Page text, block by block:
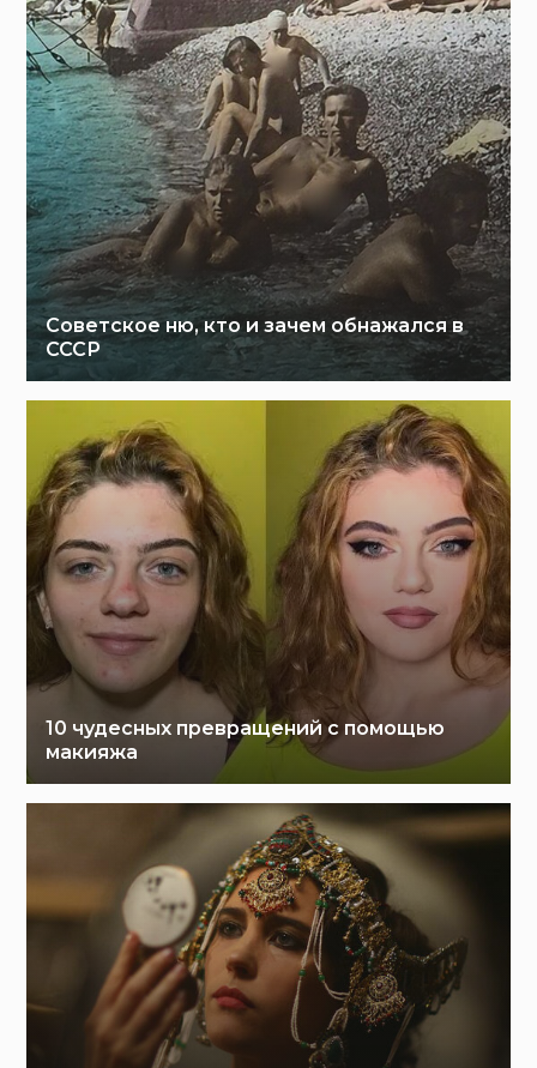
Советское ню, кто и зачем обнажался в
СССР
10 чудесных превращений с помощью
макияжа